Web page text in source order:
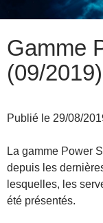
Gamme
(09/
Publié le 29/08/
La gamme Power
depuis les
lesquelles, les
été présentés.